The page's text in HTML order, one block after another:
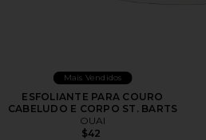
Mais Vendidos
ESFOLIANTE PARA COURO
CABELUDO E CORPO ST. BARTS
OUAI
$42